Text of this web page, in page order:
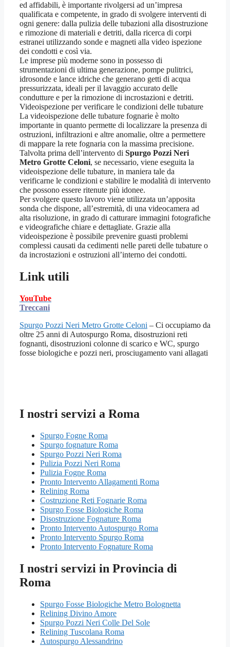
ed affidabili, è importante rivolgersi ad un’impresa
qualificata e competente, in grado di svolgere interventi di
ogni genere: dalla pulizia delle tubazioni alla disostruzione
e rimozione di materiali e detriti, dalla ricerca di corpi
estranei utilizzando sonde e magneti alla video ispezione
dei condotti e così via.
Le imprese più moderne sono in possesso di
strumentazioni di ultima generazione, pompe pulitrici,
idrosonde e lance idriche che generano getti di acqua
pressurizzata, ideali per il lavaggio accurato delle
condutture e per la rimozione di incrostazioni e detriti.
Videoispezione per verificare le condizioni delle tubature
La videoispezione delle tubature fognarie è molto
importante in quanto permette di localizzare la presenza di
ostruzioni, infiltrazioni e altre anomalie, oltre a permettere
di mappare la rete fognaria con la massima precisione.
Talvolta prima dell’intervento di Spurgo Pozzi Neri
Metro Grotte Celoni, se necessario, viene eseguita la
videoispezione delle tubature, in maniera tale da
verificarne le condizioni e stabilire le modalità di intervento
che possono essere ritenute più idonee.
Per svolgere questo lavoro viene utilizzata un’apposita
sonda che dispone, all’estremità, di una videocamera ad
alta risoluzione, in grado di catturare immagini fotografiche
e videografiche chiare e dettagliate. Grazie alla
videoispezione è possibile prevenire guasti problemi
complessi causati da cedimenti nelle pareti delle tubature o
da incrostazioni e ostruzioni all’interno dei condotti.
Link utili
YouTube
Treccani
Spurgo Pozzi Neri Metro Grotte Celoni – Ci occupiamo da
oltre 25 anni di Autospurgo Roma, disostruzioni reti
fognanti, disostruzioni colonne di scarico e WC, spurgo
fosse biologiche e pozzi neri, prosciugamento vani allagati
I nostri servizi a Roma
Spurgo Fogne Roma
Spurgo fognature Roma
Spurgo Pozzi Neri Roma
Pulizia Pozzi Neri Roma
Pulizia Fogne Roma
Pronto Intervento Allagamenti Roma
Relining Roma
Costruzione Reti Fognarie Roma
Spurgo Fosse Biologiche Roma
Disostruzione Fognature Roma
Pronto Intervento Autospurgo Roma
Pronto Intervento Spurgo Roma
Pronto Intervento Fognature Roma
I nostri servizi in Provincia di
Roma
Spurgo Fosse Biologiche Metro Bolognetta
Relining Divino Amore
Spurgo Pozzi Neri Colle Del Sole
Relining Tuscolana Roma
Autospurgo Alessandrino